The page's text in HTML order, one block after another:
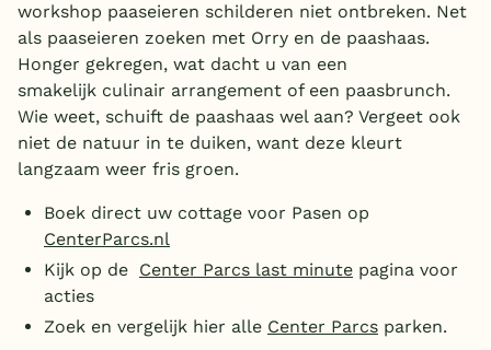
workshop paaseieren schilderen niet ontbreken. Net
als paaseieren zoeken met Orry en de paashaas.
Honger gekregen, wat dacht u van een
smakelijk culinair arrangement of een paasbrunch.
Wie weet, schuift de paashaas wel aan? Vergeet ook
niet de natuur in te duiken, want deze kleurt
langzaam weer fris groen.
Boek direct uw cottage voor Pasen op
CenterParcs.nl
Kijk op de Center Parcs last minute pagina voor
acties
Zoek en vergelijk hier alle Center Parcs parken.